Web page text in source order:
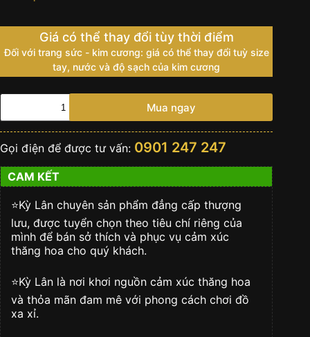
Giá có thể thay đổi tùy thời điểm
Đối với trang sức - kim cương: giá có thể thay đổi tuỳ size
tay, nước và độ sạch của kim cương
ROLEX
DATE
VÀNG
TRẮNG
18
CT
-
m128349rbr-
0025
số
lượng
Mua ngay
Gọi điện để được tư vấn: 0901 247 247
CAM KẾT
⭐️Kỳ Lân chuyên sản phẩm đẳng cấp thượng
lưu, được tuyển chọn theo tiêu chí riêng của
mình để bán sở thích và phục vụ cảm xúc
thăng hoa cho quý khách.
⭐️Kỳ Lân là nơi khơi nguồn cảm xúc thăng hoa
và thỏa mãn đam mê với phong cách chơi đồ
xa xỉ.